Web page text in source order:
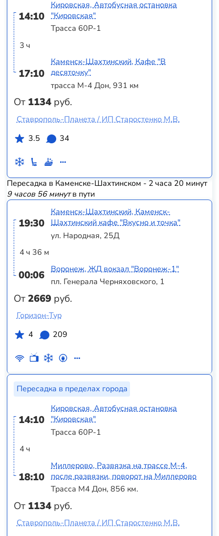
14:10
3 ч
17:10
От 1134 руб.
Кировская, Автобусная остановка
"Кировская"
Трасса 60Р-1
Каменск-Шахтинский, Кафе "В
десяточку"
трасса М-4 Дон, 931 км
Ставрополь-Планета / ИП Старостенко М.В.
3.5
34
Пересадка в Каменске-Шахтинском - 2 часа 20 минут
9 часов 56 минутв пути
19:30
4 ч 36 м
00:06
От2669 руб.
Каменск-Шахтинский, Каменск-
Шахтинский кафе "Вкусно и точка"
ул. Народная, 25Д
Воронеж, ЖД вокзал "Воронеж-1"
пл. Генерала Черняховского, 1
Горизон-Тур
4
209
Пересадка в пределах города
14:10
4 ч
18:10
От 1134 руб.
Кировская, Автобусная остановка
"Кировская"
Трасса 60Р-1
Миллерово, Развязка на трассе М-4,
после развязки, поворот на Миллерово
Трасса М4 Дон, 856 км.
Ставрополь-Планета / ИП Старостенко М.В.